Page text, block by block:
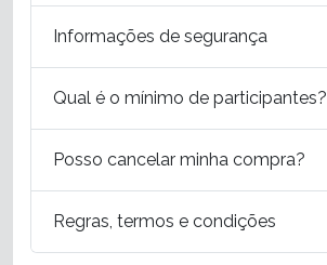
Informações de segurança
Qual é o mínimo de participantes?
Posso cancelar minha compra?
Regras, termos e condições